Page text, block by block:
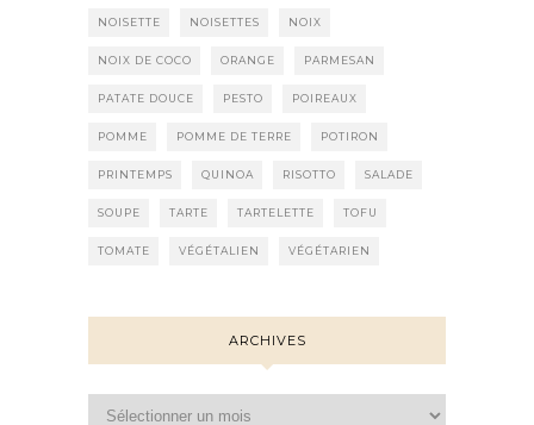
NOISETTE NOISETTES NOIX
NOIX DE COCO ORANGE PARMESAN
PATATE DOUCE PESTO POIREAUX
POMME POMME DE TERRE POTIRON
PRINTEMPS QUINOA RISOTTO SALADE
SOUPE TARTE TARTELETTE TOFU
TOMATE VÉGÉTALIEN VÉGÉTARIEN
ARCHIVES